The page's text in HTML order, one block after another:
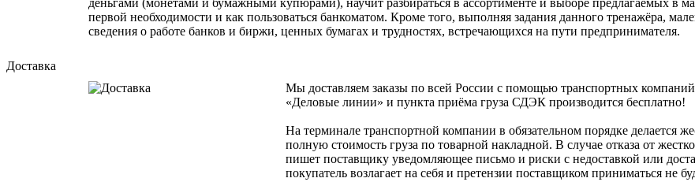
первой необходимости и как пользоваться банкоматом. Кроме того, выполняя задания данного тренажёра,
сведения о работе банков и биржи, ценных бумагах и трудностях, встречающихся на пути предпринимателя.
Доставка
Мы доставляем заказы по всей России с помощью транспортных
«Деловые линии» и пункта приёма груза СДЭК производится бесплатно!
На терминале транспортной компании в обязательном порядке делается
полную стоимость груза по товарной накладной. В случае отказа от
пишет поставщику уведомляющее письмо и риски с недоставкой или
покупатель возлагает на себя и претензии поставщиком приниматься не